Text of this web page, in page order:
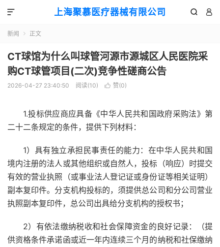
上海聚慕医疗器械有限公司  

新闻  正文
CT球馆为什么叫球管河源市源城区人民医院采
购CT球管项目(二次)竞争性磋商公告
2026-04-27 23:40:50 阅读(10)  赞(0)
1.投标供应商应具备《中华人民共和国政府采购法》第
二十二条规定的条件，提供下列材料：
1）具有独立承担民事责任的能力：在中华人民共和国
境内注册的法人或其他组织或自然人，投标（响应）时提交
有效的营业执照（或事业法人登记证或身份证等相关证明）
副本复印件。分支机构投标的，须提供总公司和分公司营业
执照副本复印件，总公司出具给分支机构的授权书；
2）有依法缴纳税收和社会保障资金的良好记录：（提
供资格条件承诺函或近一年内连续三个月的纳税和社保缴纳